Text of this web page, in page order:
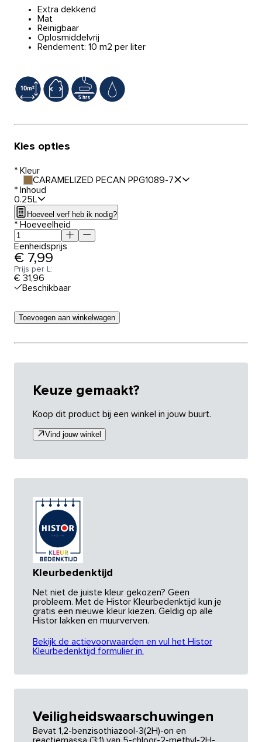
Extra dekkend
Mat
Reinigbaar
Oplosmiddelvrij
Rendement: 10 m2 per liter
Kies opties
* Kleur
CARAMELIZED PECAN PPG1089-7
* Inhoud
0.25L
Hoeveel verf heb ik nodig?
* Hoeveelheid
Eenheidsprijs
€ 7,99
Prijs per L:
€ 31,96
Beschikbaar
Toevoegen aan winkelwagen
Keuze gemaakt?
Koop dit product bij een winkel in jouw buurt.
Vind jouw winkel
Kleurbedenktijd
Net niet de juiste kleur gekozen? Geen
probleem. Met de Histor Kleurbedenktijd kun je
gratis een nieuwe kleur kiezen. Geldig op alle
Histor lakken en muurverven.
Bekijk de actievoorwaarden en vul het Histor
Kleurbedenktijd formulier in.
Veiligheidswaarschuwingen
Bevat 1,2-benzisothiazool-3(2H)-on en
reactiemassa (3:1) van 5-chloor-2-methyl-2H-